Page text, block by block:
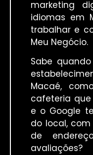
marketing
idiomas em
trabalhar e
Meu Negócio.
Sabe
Macaé,
cafeteria
e o Google
do local,
de
avaliações?